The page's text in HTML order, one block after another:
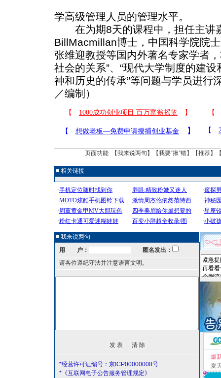
学高级管理人员的管理水平。
在为期8天的课程中，担任主讲
BillMacmillan博士，中国科学院院
张维迎教授等国内外著名专家学者
社会的关系”、“现代大学制度的建设
神和历史的传承”等问题与学员进行
／编制）
页面功能 【我来说两句 】【我要“揪”错】【推荐】
■ 相关链接
■ 我来说两句
用 户：
匿名发出：
请各位遵纪守法并注意语言文明。
*经营许可证编号：京ICP00000008号
*《互联网电子公告服务管理规定》
最
夏